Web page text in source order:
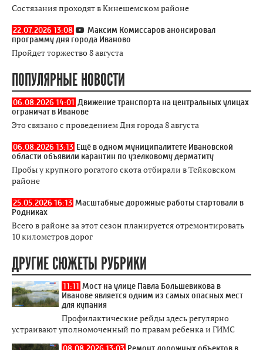
Состязания проходят в Кинешемском районе
22.07.2026 13:08
Максим Комиссаров анонсировал
программу дня города Иваново
Пройдет торжество 8 августа
ПОПУЛЯРНЫЕ НОВОСТИ
06.08.2026 14:01 Движение транспорта на центральных улицах
ограничат в Иванове
Это связано с проведением Дня города 8 августа
06.08.2026 13:13 Ещё в одном муниципалитете Ивановской
области объявили карантин по узелковому дерматиту
Пробы у крупного рогатого скота отбирали в Тейковском
районе
25.05.2026 16:13 Масштабные дорожные работы стартовали в
Родниках
Всего в районе за этот сезон планируется отремонтировать
10 километров дорог
ДРУГИЕ СЮЖЕТЫ РУБРИКИ
11:11 Мост на улице Павла Большевикова в
Иванове является одним из самых опасных мест
для купания
Профилактические рейды здесь регулярно
устраивают уполномоченный по правам ребенка и ГИМС
08.08.2026 13:03 Ремонт дорожных объектов в